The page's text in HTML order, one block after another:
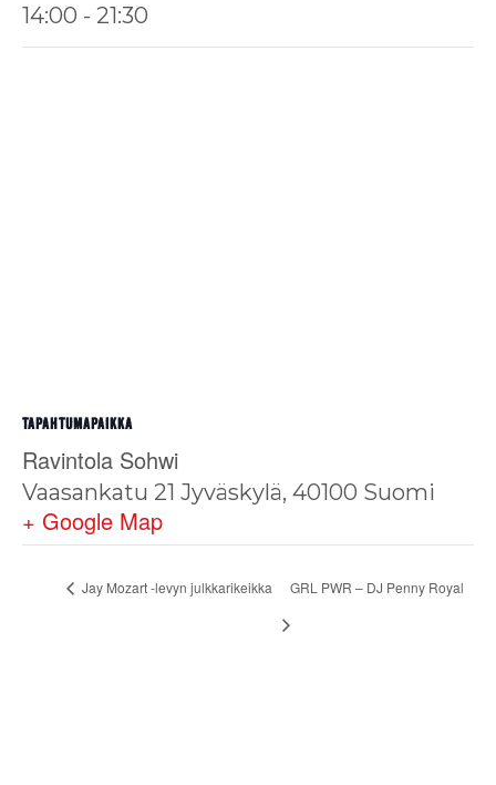
14:00 - 21:30
TAPAHTUMAPAIKKA
Ravintola Sohwi
Vaasankatu 21 Jyväskylä, 40100 Suomi
+ Google Map
Jay Mozart -levyn julkkarikeikka GRL PWR – DJ Penny Royal